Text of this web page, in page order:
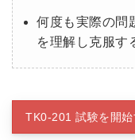
何度も実際の問
を理解し克服す
TK0-201 試験を開始